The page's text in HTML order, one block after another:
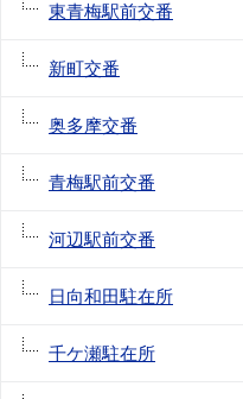
東青梅駅前交番
新町交番
奥多摩交番
青梅駅前交番
河辺駅前交番
日向和田駐在所
千ケ瀬駐在所